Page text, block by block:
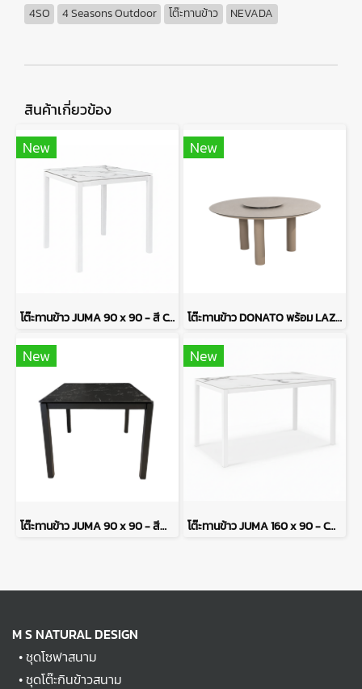
4SO 4 Seasons Outdoor โต๊ะทานข้าว NEVADA
สินค้าเกี่ยวข้อง
New
โต๊ะทานข้าว JUMA 90 x 90 - สี CALACATTA
New
โต๊ะทานข้าว DONATO พร้อม LAZY SUSAN
New
โต๊ะทานข้าว JUMA 90 x 90 - สีดำลายหินอ่อน
New
โต๊ะทานข้าว JUMA 160 x 90 - CALACATTA
M S NATURAL DESIGN
•ชุดโซฟาสนาม
•ชุดโต๊ะกินข้าวสนาม